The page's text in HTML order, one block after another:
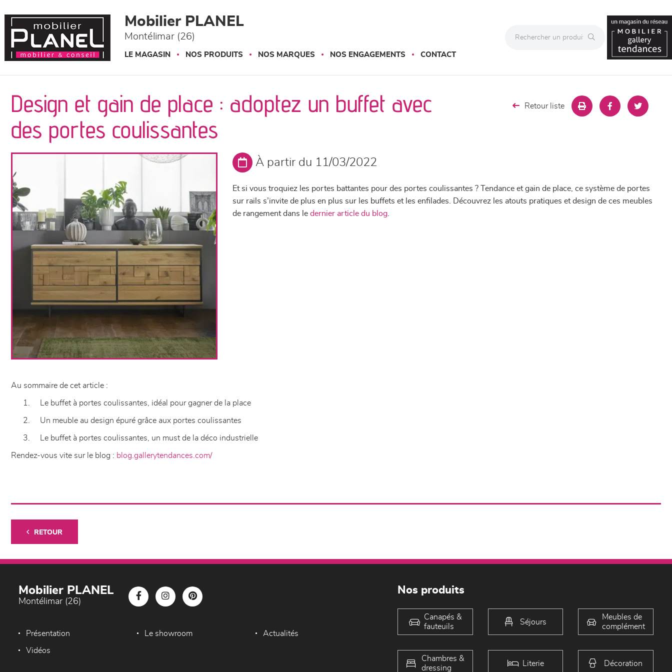
Mobilier PLANEL
Montélimar (26)
LE MAGASIN NOS PRODUITS NOS MARQUES NOS ENGAGEMENTS CONTACT
Design et gain de place : adoptez un buffet avec
des portes coulissantes
Retour liste
À partir du 11/03/2022
Et si vous troquiez les portes battantes pour des portes coulissantes ? Tendance et gain de place, ce système de portes
sur rails s’invite de plus en plus sur les buffets et les enfilades. Découvrez les atouts pratiques et design de ces meubles
de rangement dans ledernier article du blog
Au sommaire de cet article :
1. Le buffet à portes coulissantes, idéal pour gagner de la place
2. Un meuble au design épuré grâce aux portes coulissantes
3. Le buffet à portes coulissantes, un must de la déco industrielle
Rendez-vous vite sur le blog : blog.gallerytendances.com/
RETOUR
Mobilier PLANEL
Montélimar (26)
Présentation Le showroom Actualités
Vidéos
Nos produits
Canapés &
fauteuils
Séjours
Meubles de
complément
Chambres &
dressing
Literie Décoration